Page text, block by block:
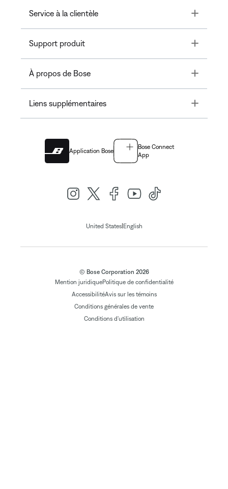
Service à la clientèle Toggle
Support produit Toggle
À propos de Bose Toggle
Liens supplémentaires Toggle
Application Bose
Bose Connect
App
United States| English
© Bose Corporation 2026
Mention juridiquePolitique de confidentialité
AccessibilitéAvis sur les témoins
Conditions générales de vente
Conditions d'utilisation